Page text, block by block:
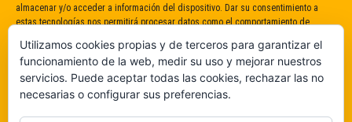
almacenar y/o acceder a información del dispositivo. Dar su consentimiento a
estas tecnologías nos permitirá procesar datos como el comportamiento de
consentimiento puede afectar negativamente a determinadas características y
funciones.
Utilizamos cookies propias y de terceros para garantizar el
funcionamiento de la web, medir su uso y mejorar nuestros
servicios. Puede aceptar todas las cookies, rechazar las no
necesarias o configurar sus preferencias.